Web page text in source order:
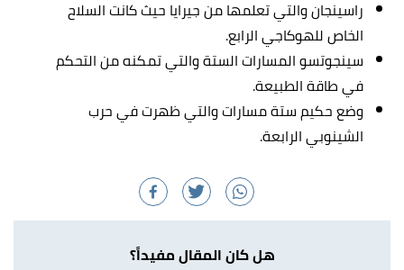
راسينجان والتي تعلمها من جيرايا حيث كانت السلاح
الخاص للهوكاجي الرابع.
سينجوتسو المسارات الستة والتي تمكنه من التحكم
في طاقة الطبيعة.
وضع حكيم ستة مسارات والتي ظهرت في حرب
الشينوبي الرابعة.
هل كان المقال مفيداً؟